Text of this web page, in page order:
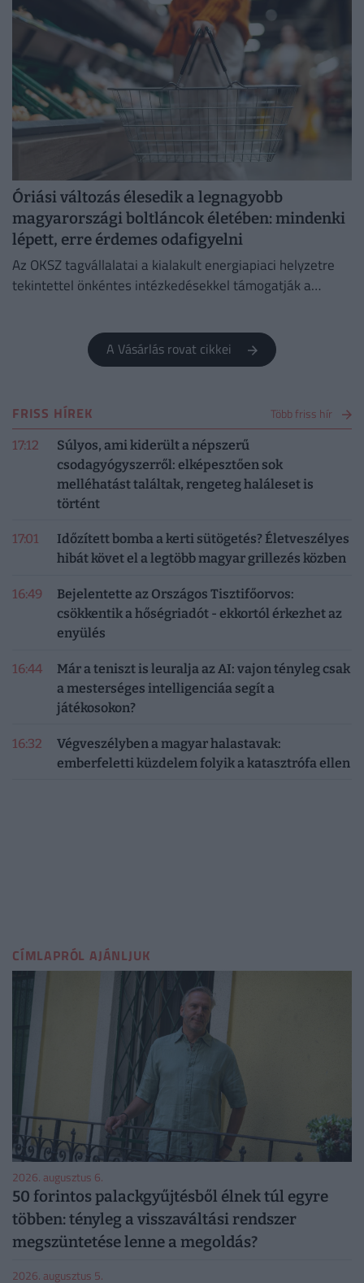
Óriási változás élesedik a legnagyobb
magyarországi boltláncok életében: mindenki
lépett, erre érdemes odafigyelni
Az OKSZ tagvállalatai a kialakult energiapiaci helyzetre
tekintettel önkéntes intézkedésekkel támogatják a
A Vásárlás rovat cikkei
FRISS HÍREK Több friss hír
17:12
Súlyos, ami kiderült a népszerű
csodagyógyszerről: elképesztően sok
melléhatást találtak, rengeteg haláleset is
történt
17:01
Időzített bomba a kerti sütögetés? Életveszélyes
hibát követ el a legtöbb magyar grillezés közben
16:49
Bejelentette az Országos Tisztifőorvos:
csökkentik a hőségriadót - ekkortól érkezhet az
enyülés
16:44
Már a teniszt is leuralja az AI: vajon tényleg csak
a mesterséges intelligenciáa segít a
játékosokon?
16:32
Végveszélyben a magyar halastavak:
emberfeletti küzdelem folyik a katasztrófa ellen
CÍMLAPRÓL AJÁNLJUK
2026. augusztus 6.
50 forintos palackgyűjtésből élnek túl egyre
többen: tényleg a visszaváltási rendszer
megszüntetése lenne a megoldás?
2026. augusztus 5.